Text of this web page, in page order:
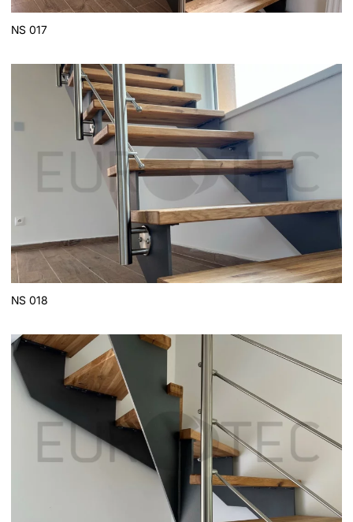
NS 017
NS 018